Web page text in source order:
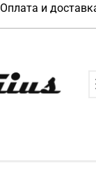
Оплата и